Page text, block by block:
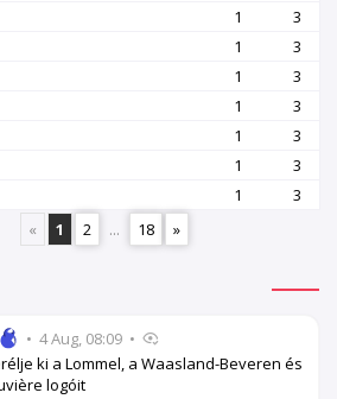
1
3
1
3
1
3
1
3
1
3
1
3
1
3
«
1 2 ... 18 »
• 4 Aug, 08:09 •
ki a Lommel, a Waasland-Beveren és
logóit